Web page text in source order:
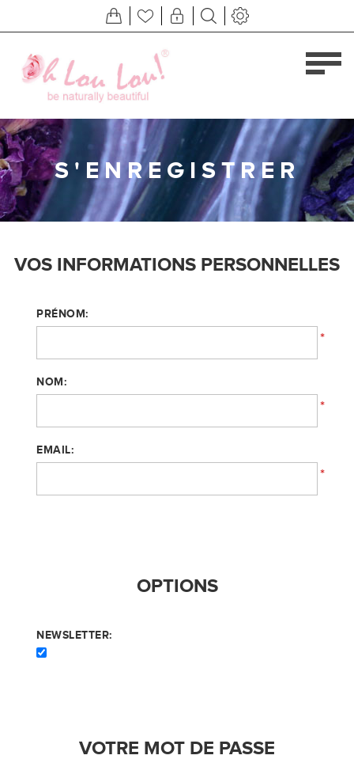
S'ENREGISTRER
VOS INFORMATIONS PERSONNELLES
PRÉNOM:
*
NOM:
*
EMAIL:
*
OPTIONS
NEWSLETTER:
VOTRE MOT DE PASSE